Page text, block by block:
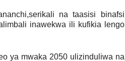
na taasisi binafsi
inawekwa ili kufikia lengo
ya mwaka 2050 ulizinduliwa na